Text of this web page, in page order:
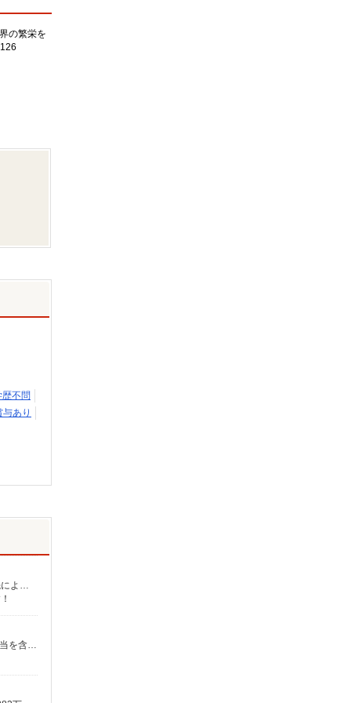
の繁栄を
歴不問
あり
介護福祉士：時給1,700円〜2,312円 初任者以上：時給1,500円〜2,162円 無資格の方：時給1,350円〜1,925円 ※給与幅は勤務先による +交通費、諸手当（勤務先による） +0円で介護資格が取れる （別途規定） ★給与日払い制度あり！
【月給】291,500円〜326,800円 【年収例】400万円〜450万円（年2回の賞与含む） ※働きがい向上手当等、毎月支払われる手当を含みます。 ◎月給は経験により異なります。 ◎残業時は別途時間外手当支給（超過1分〜） ◎賞与 基本給2.08ヶ月分/年支給